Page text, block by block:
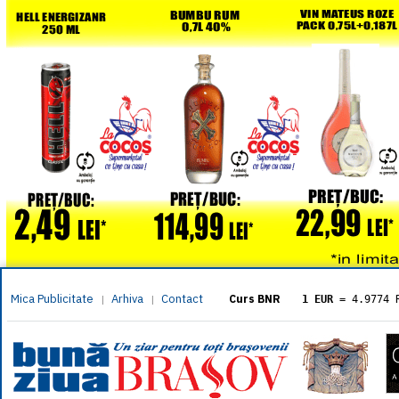
Mica Publicitate | Arhiva | Contact Curs BNR 1 EUR = 4.9774
= 5.8304
1 XAU= 464.4611
1 AED= 1.1933
1 AUD= 2.7957
1 BGN= 2.5449